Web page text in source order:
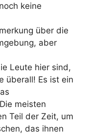
keine
über die
aber
Leute hier sind,
überall! Es ist ein
meisten
Teil der Zeit, um
das ihnen